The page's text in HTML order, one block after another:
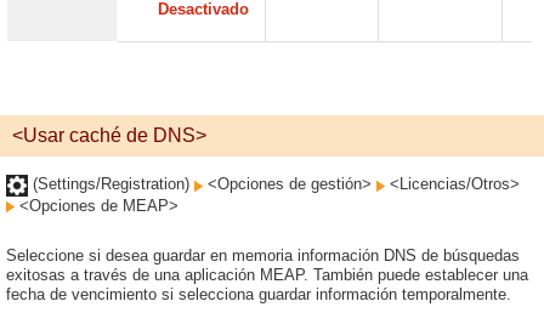
Desactivado
<Usar caché de DNS>
(Settings/Registration) <Opciones de gestión>
<Licencias/Otros>
<Opciones de MEAP>
Seleccione si desea guardar en memoria información DNS de búsquedas
exitosas a través de una aplicación MEAP. También puede establecer una
fecha de vencimiento si selecciona guardar información temporalmente.